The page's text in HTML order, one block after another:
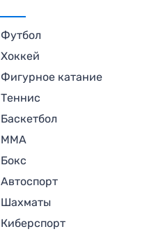
Футбол
Хоккей
Фигурное катание
Теннис
Баскетбол
MMA
Бокс
Автоспорт
Шахматы
Киберспорт